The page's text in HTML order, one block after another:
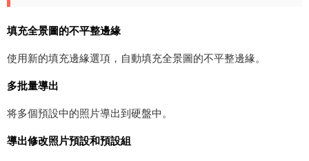
填充全景圖的不平整邊緣
使用新的填充邊緣選項，自動填充全景圖的不平整邊緣。
多批量導出
将多個預設中的照片導出到硬盤中。
導出修改照片預設和預設組